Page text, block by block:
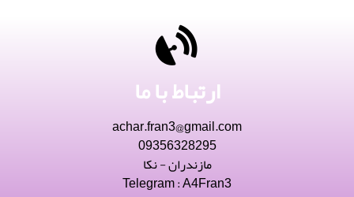
ارتباط با ما
achar.fran3@gmail.com
09356328295
مازندران - نکا
Telegram : A4Fran3